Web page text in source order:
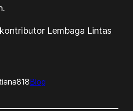
Lembaga Lintas
Blog